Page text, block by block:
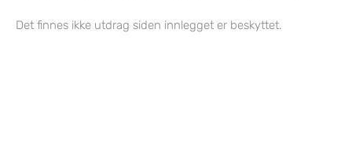
Det finnes ikke utdrag siden innlegget er beskyttet.